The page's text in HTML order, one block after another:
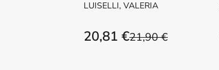
LUISELLI, VALERIA
21,90 €
20,81 €